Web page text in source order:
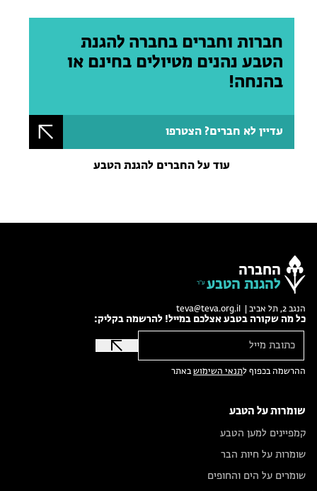
חברות וחברים בחברה להגנת
הטבע נהנים מטיולים בחינם או
בהנחה!
עדיין לא חברים? הצטרפו
עוד על החברים להגנת הטבע
החברה
להגנת הטבע
הנגב 2, תל אביב | teva@teva.org.il
כל מה שקורה בטבע אצלכם במייל! להרשמה בקליק:
ההרשמה בכפוף לתנאי השימושבאתר
שומרות על הטבע
קמפיינים למען הטבע
שומרות על חיות הבר
שומרים על הים והחופים